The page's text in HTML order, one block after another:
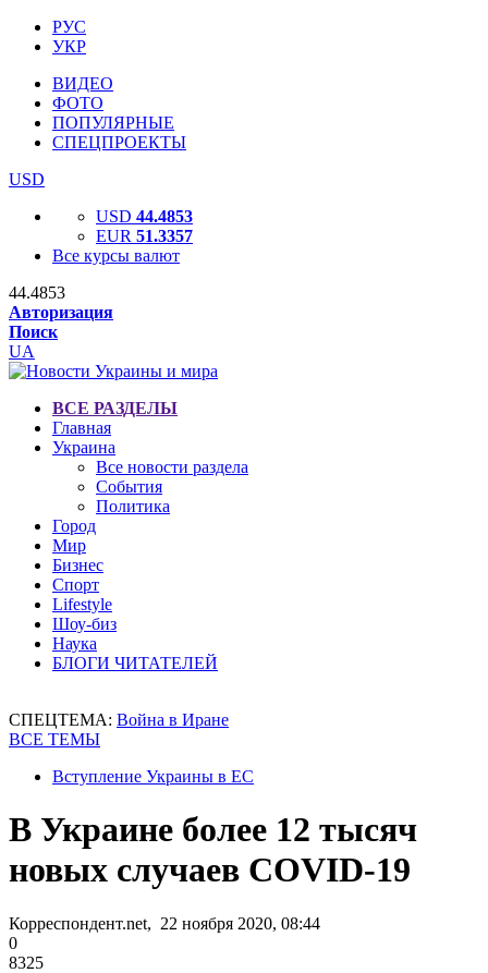
РУС
УКР
ВИДЕО
ФОТО
ПОПУЛЯРНЫЕ
СПЕЦПРОЕКТЫ
USD
USD 44.4853
EUR 51.3357
Все курсы валют
44.4853
Авторизация
Поиск
UA
ВСЕ РАЗДЕЛЫ
Главная
Украина
Все новости раздела
События
Политика
Город
Мир
Бизнес
Спорт
Lifestyle
Шоу-биз
Наука
БЛОГИ ЧИТАТЕЛЕЙ
СПЕЦТЕМА: Война в Иране
ВСЕ ТЕМЫ
Вступление Украины в ЕС
В Украине более 12 тысяч
новых случаев COVID-19
Корреспондент.net, 22 ноября 2020, 08:44
0
8325